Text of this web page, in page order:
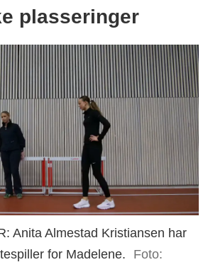
plasseringer
Anita Almestad Kristiansen har
for Madelene.
Foto: